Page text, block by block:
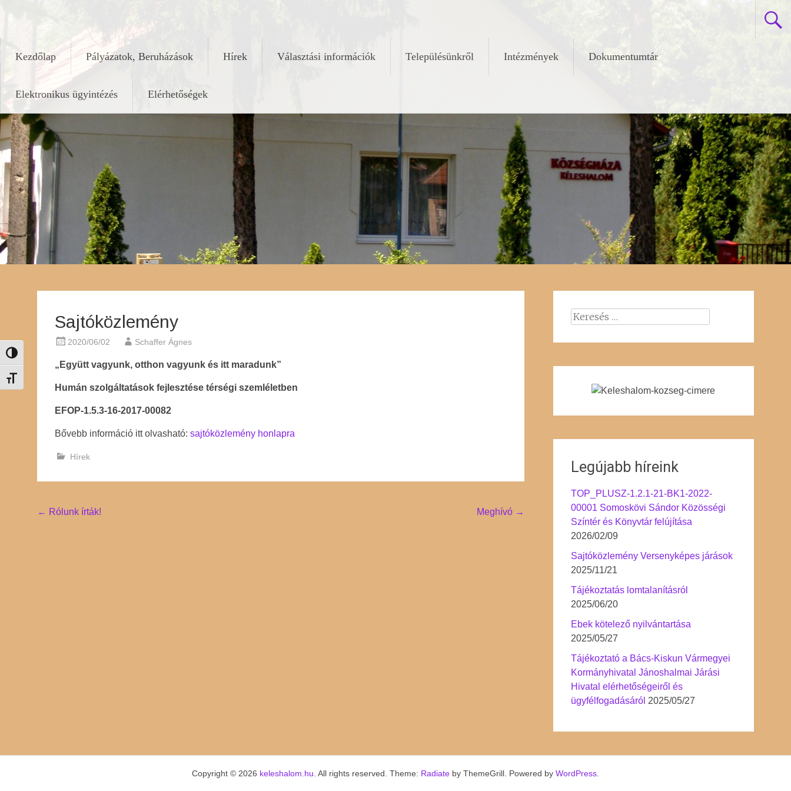
Nagy kontraszt váltása
Betűméret váltása
Kezdőlap Pályázatok, Beruházások Hírek Választási információk Településünkről Intézmények Dokumentumtár
Elektronikus ügyintézés Elérhetőségek
Sajtóközlemény
2020/06/02 Schaffer Ágnes
„Együtt vagyunk, otthon vagyunk és itt maradunk”
Humán szolgáltatások fejlesztése térségi szemléletben
EFOP-1.5.3-16-2017-00082
Bővebb információ itt olvasható: sajtóközlemény honlapra
Hírek
Post
← Rólunk írták! Meghívó →
Keresés:
Legújabb híreink
TOP_PLUSZ-1.2.1-21-BK1-2022-
00001 Somoskövi Sándor Közösségi
Színtér és Könyvtár felújítása
2026/02/09
Sajtóközlemény Versenyképes járások
2025/11/21
Tájékoztatás lomtalanításról
2025/06/20
Ebek kötelező nyilvántartása
2025/05/27
Tájékoztató a Bács-Kiskun Vármegyei
Kormányhivatal Jánoshalmai Járási
Hivatal elérhetőségeiről és
ügyfélfogadásáról 2025/05/27
Copyright © 2026 keleshalom.hu . All rights reserved. Theme: Radiate by ThemeGrill. Powered by WordPress